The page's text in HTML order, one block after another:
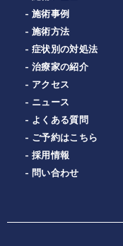
- 施術事例
- 施術方法
- 症状別の対処法
- 治療家の紹介
- アクセス
- ニュース
- よくある質問
- ご予約はこちら
- 採用情報
- 問い合わせ